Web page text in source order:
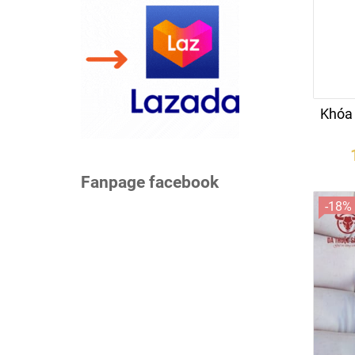
-18%
Fanpage facebook